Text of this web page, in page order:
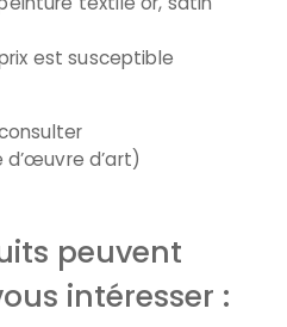
est susceptible
d’art)
peuvent
intéresser :